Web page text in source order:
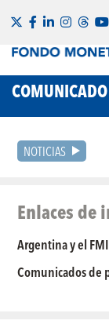
NOTICIAS
Enlaces de
Argentina y el FMI
Comunicados de